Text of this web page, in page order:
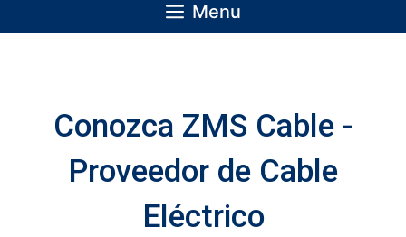
Menu
Conozca ZMS Cable -
Proveedor de Cable
Eléctrico